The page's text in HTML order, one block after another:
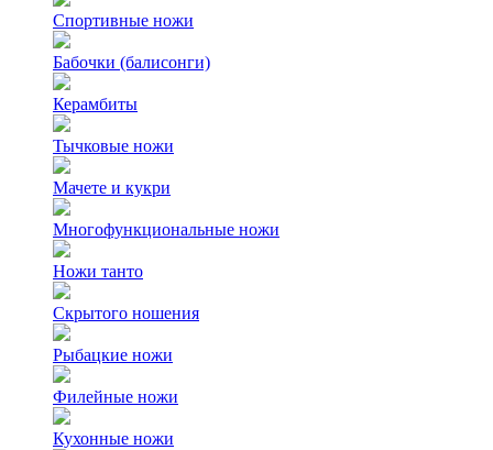
Спортивные ножи
Бабочки (балисонги)
Керамбиты
Тычковые ножи
Мачете и кукри
Многофункциональные ножи
Ножи танто
Скрытого ношения
Рыбацкие ножи
Филейные ножи
Кухонные ножи